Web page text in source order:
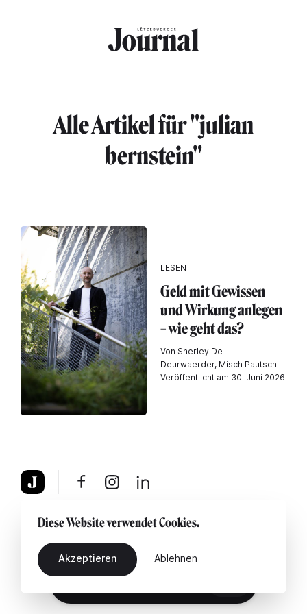
Alle Artikel für "julian
bernstein"
LESEN
Geld mit Gewissen
und Wirkung anlegen
– wie geht das?
Von Sherley De
Deurwaerder, Misch Pautsch
Veröffentlicht am 30. Juni 2026
Über uns Rechtshinweis Kontaktiere uns
Diese Website verwendet Cookies.
Akzeptieren Ablehnen